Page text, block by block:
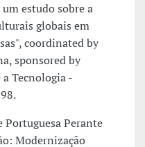
estudo sobre a
globais em
coordinated by
sponsored by
a Tecnologia -
Portuguesa Perante
Modernização